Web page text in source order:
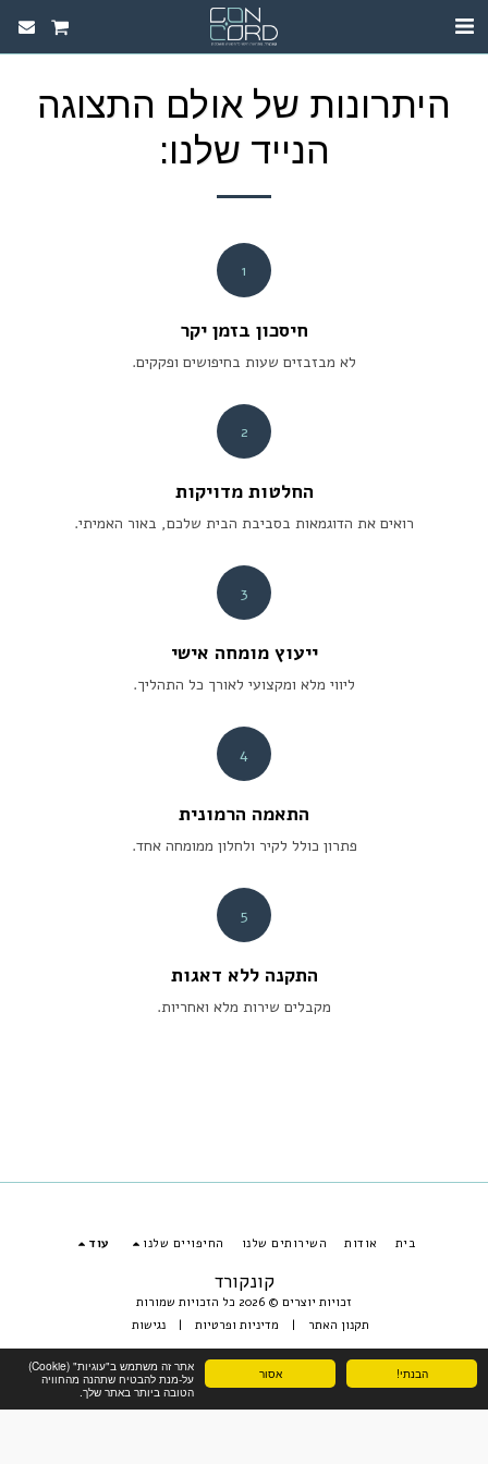
הבנתי! אסור
אתר זה משתמש ב"עוגיות" (Cookie)
על-מנת להבטיח שתהנה מהחוויה
הטובה ביותר באתר שלך.
היתרונות של אולם התצוגה
הנייד שלנו:
1
חיסכון בזמן יקר
לא מבזבזים שעות בחיפושים ופקקים.
2
החלטות מדויקות
רואים את הדוגמאות בסביבת הבית שלכם, באור האמיתי.
3
ייעוץ מומחה אישי
ליווי מלא ומקצועי לאורך כל התהליך.
4
התאמה הרמונית
פתרון כולל לקיר ולחלון ממומחה אחד.
5
התקנה ללא דאגות
מקבלים שירות מלא ואחריות.
קונקורד
זכויות יוצרים © 2026 כל הזכויות שמורות
תקנון האתר | מדיניות ופרטיות | נגישות
בית אודות השירותים שלנו החיפויים שלנו עוד
הירשם